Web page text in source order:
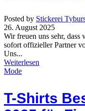
Posted by Stickerei
26. August 2025
Wir freuen uns sehr,
sofort offizieller Partner
Uns...
Weiterlesen
Mode
T-Shirts